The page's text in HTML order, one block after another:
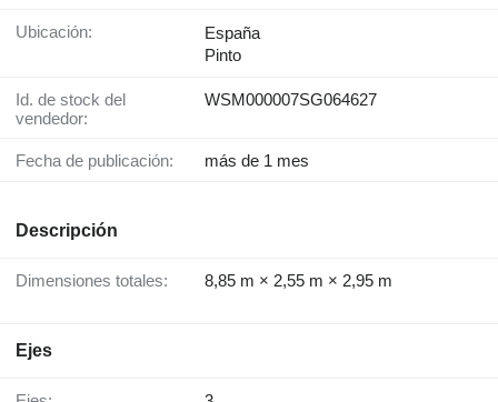
Ubicación:
España
Pinto
Id. de stock del
vendedor:
WSM000007SG064627
Fecha de publicación: más de 1 mes
Descripción
Dimensiones totales: 8,85 m × 2,55 m × 2,95 m
Ejes